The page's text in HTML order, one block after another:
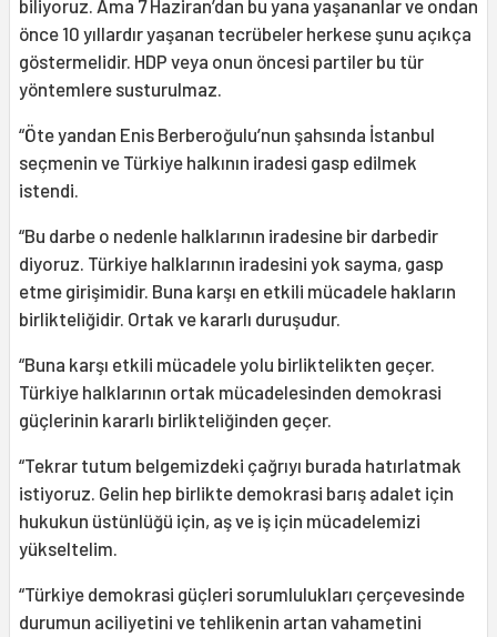
biliyoruz. Ama 7 Haziran’dan bu yana yaşananlar ve ondan
önce 10 yıllardır yaşanan tecrübeler herkese şunu açıkça
göstermelidir. HDP veya onun öncesi partiler bu tür
yöntemlere susturulmaz.
“Öte yandan Enis Berberoğulu’nun şahsında İstanbul
seçmenin ve Türkiye halkının iradesi gasp edilmek
istendi.
“Bu darbe o nedenle halklarının iradesine bir darbedir
diyoruz. Türkiye halklarının iradesini yok sayma, gasp
etme girişimidir. Buna karşı en etkili mücadele hakların
birlikteliğidir. Ortak ve kararlı duruşudur.
“Buna karşı etkili mücadele yolu birliktelikten geçer.
Türkiye halklarının ortak mücadelesinden demokrasi
güçlerinin kararlı birlikteliğinden geçer.
“Tekrar tutum belgemizdeki çağrıyı burada hatırlatmak
istiyoruz. Gelin hep birlikte demokrasi barış adalet için
hukukun üstünlüğü için, aş ve iş için mücadelemizi
yükseltelim.
“Türkiye demokrasi güçleri sorumlulukları çerçevesinde
durumun aciliyetini ve tehlikenin artan vahametini